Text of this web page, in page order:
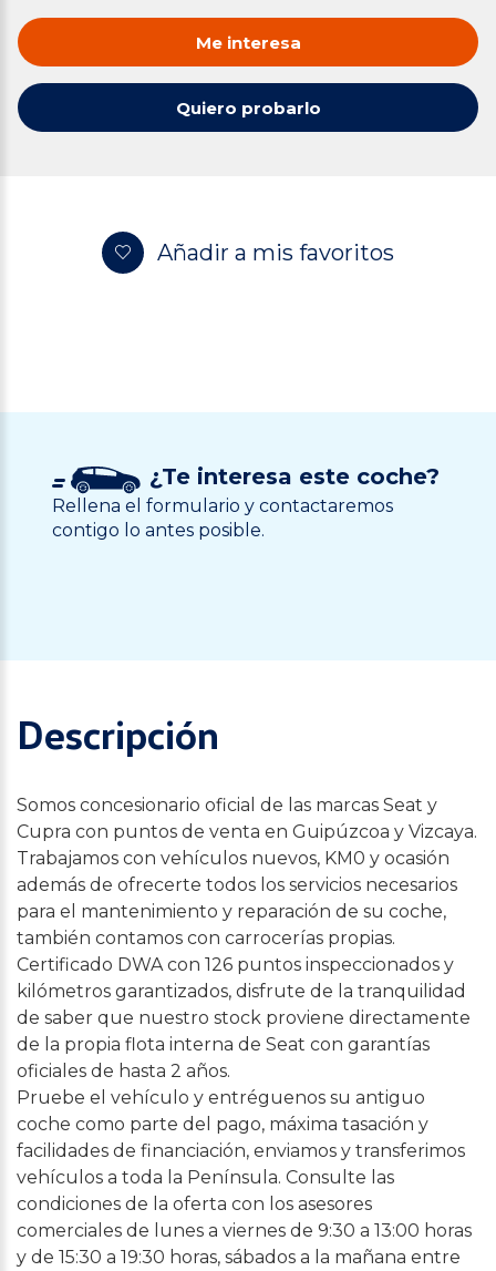
Me interesa
Quiero probarlo
Añadir a mis favoritos
¿Te interesa este coche?
Rellena el formulario y contactaremos
contigo lo antes posible.
Descripción
Somos concesionario oficial de las marcas Seat y
Cupra con puntos de venta en Guipúzcoa y Vizcaya.
Trabajamos con vehículos nuevos, KM0 y ocasión
además de ofrecerte todos los servicios necesarios
para el mantenimiento y reparación de su coche,
también contamos con carrocerías propias.
Certificado DWA con 126 puntos inspeccionados y
kilómetros garantizados, disfrute de la tranquilidad
de saber que nuestro stock proviene directamente
de la propia flota interna de Seat con garantías
oficiales de hasta 2 años.
Pruebe el vehículo y entréguenos su antiguo
coche como parte del pago, máxima tasación y
facilidades de financiación, enviamos y transferimos
vehículos a toda la Península. Consulte las
condiciones de la oferta con los asesores
comerciales de lunes a viernes de 9:30 a 13:00 horas
y de 15:30 a 19:30 horas, sábados a la mañana entre